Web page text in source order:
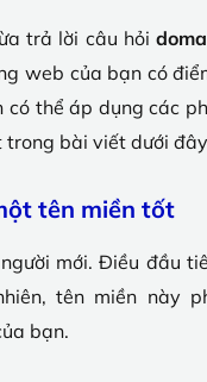
trả lời câu hỏi
web của bạn có
có thể áp dụng các
trong bài viết dưới
tên miền tốt
mới. Điều đầu
tên miền này
bạn.